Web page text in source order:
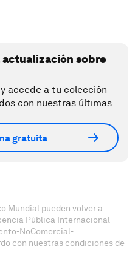
actualización sobre
accede a tu colección
con nuestras últimas
gratuita
Mundial pueden volver a
Pública Internacional
NoComercial-
con nuestras condiciones de